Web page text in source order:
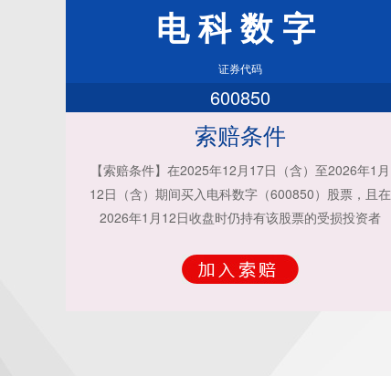
电科数字
证券代码
600850
索赔条件
【索赔条件】在2025年12月17日（含）至2026年1月
12日（含）期间买入电科数字（600850）股票，且在
2026年1月12日收盘时仍持有该股票的受损投资者